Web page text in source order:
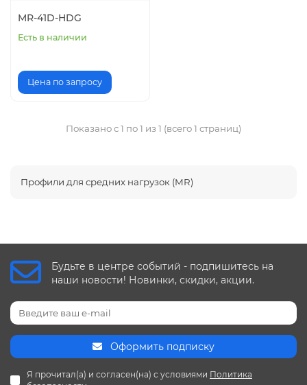
MR-41D-HDG
Есть в наличии
Цена по запросу
Показано с 1 по 1 из 1 (всего 1 страниц)
Профили для средних нагрузок (MR)
Будьте в центре событий - подпишитесь на
наши новости! Новинки, скидки, акции.
Оформить подписку
Я прочитал(а) и согласен(на) с условиями Политика